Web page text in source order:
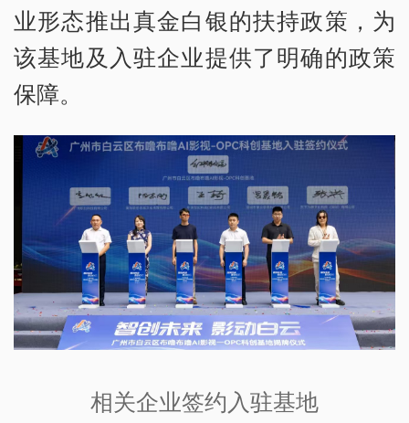
业形态推出真金白银的扶持政策，为
该基地及入驻企业提供了明确的政策
保障。
相关企业签约入驻基地